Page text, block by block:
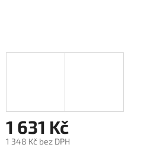
1 631 Kč
1 348 Kč bez DPH